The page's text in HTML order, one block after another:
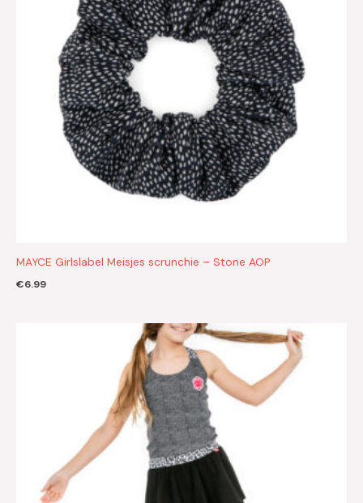
MAYCE Girlslabel Meisjes scrunchie – Stone AOP
€6.99